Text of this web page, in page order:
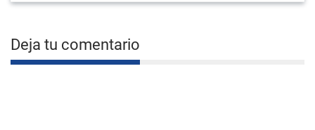
Deja tu comentario